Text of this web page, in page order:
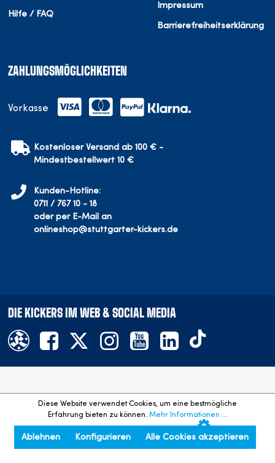
Hilfe / FAQ
Impressum
Barrierefreiheitserklärung
ZAHLUNGSMÖGLICHKEITEN
Vorkasse
Kostenloser Versand ab 100 € -
Mindestbestellwert 10 €
Kunden-Hotline:
0711 / 767 10 - 18
oder per E-Mail an
onlineshop@stuttgarter-kickers.de
DIE KICKERS IM WEB & SOCIAL MEDIA
- Alle Rechte vorbehalten. Preisangaben inkl. gesetzl.
MwSt. und zzgl. Versandkosten.
Diese Website verwendet Cookies, um eine bestmögliche
Erfahrung bieten zu können. Mehr Informationen ...
Ablehnen Konfigurieren Alle Cookies akzeptieren